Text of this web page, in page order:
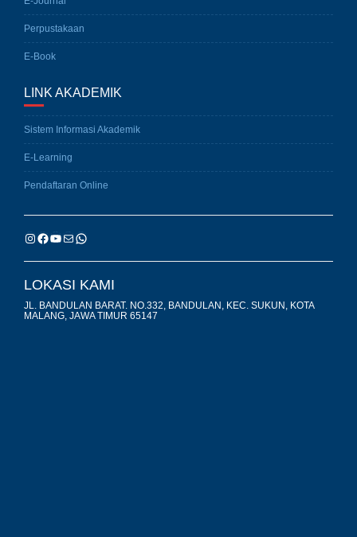
Perpustakaan
E-Book
LINK AKADEMIK
Sistem Informasi Akademik
E-Learning
Pendaftaran Online
LOKASI KAMI
JL. BANDULAN BARAT. NO.332, BANDULAN, KEC. SUKUN, KOTA
MALANG, JAWA TIMUR 65147